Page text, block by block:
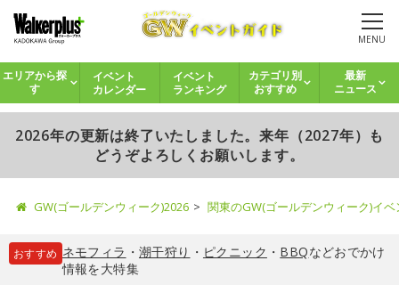
MENU
エリアから探
す
イベント
カレンダー
イベント
ランキング
カテゴリ別
おすすめ
最新
ニュース
2026年の更新は終了いたしました。来年（2027年）も
どうぞよろしくお願いします。
GW(ゴールデンウィーク)2026 関東のGW(ゴールデンウィーク)イ
おすすめ ネモフィラ ・ 潮干狩り ・ ピクニック ・ BBQなどおでかけ
情報を大特集